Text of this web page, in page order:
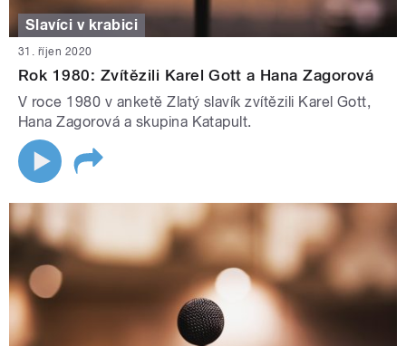
Slavíci v krabici
31. říjen 2020
Rok 1980: Zvítězili Karel Gott a Hana Zagorová
V roce 1980 v anketě Zlatý slavík zvítězili Karel Gott,
Hana Zagorová a skupina Katapult.